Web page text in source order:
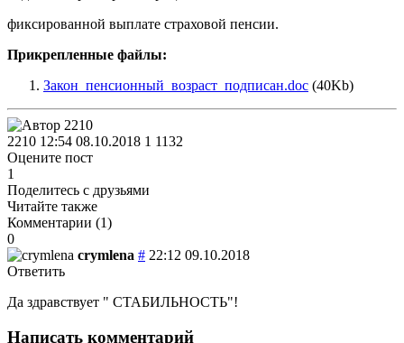
фиксированной выплате страховой пенсии.
Прикрепленные файлы:
Закон_пенсионный_возраст_подписан.doc (40Kb)
2210 12:54 08.10.2018 1 1132
Оцените пост
1
Поделитесь с друзьями
Читайте также
Комментарии (1)
0
crymlena # 22:12 09.10.2018
Ответить
Да здравствует " СТАБИЛЬНОСТЬ"!
Написать комментарий